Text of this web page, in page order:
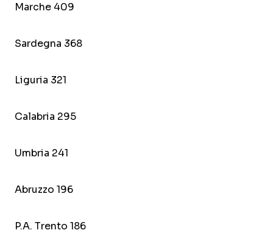
Marche 409
Sardegna 368
Liguria 321
Calabria 295
Umbria 241
Abruzzo 196
P.A. Trento 186